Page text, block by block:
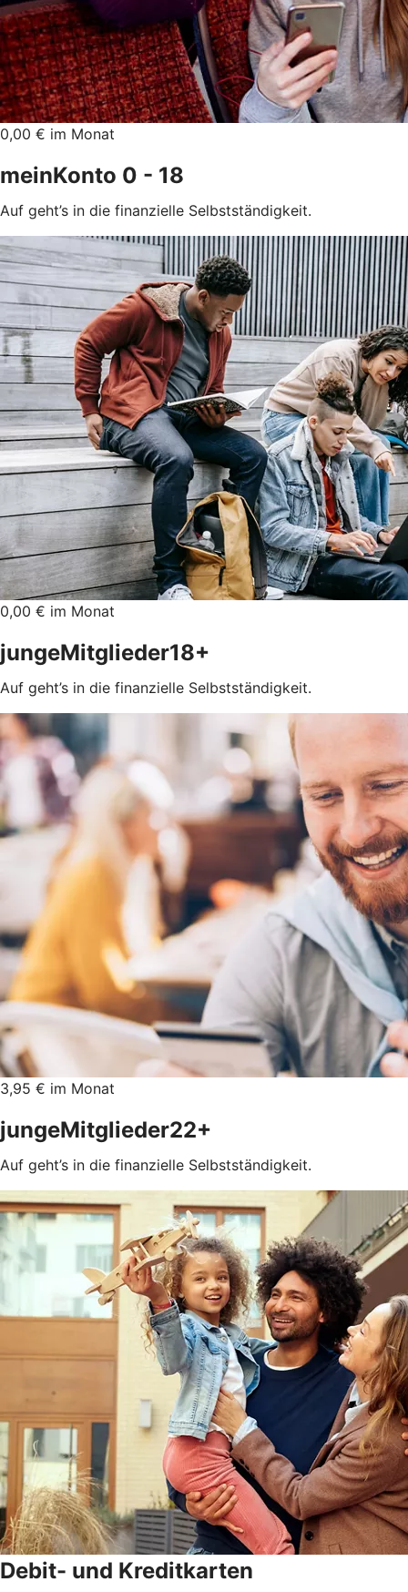
0,00 € im Monat
meinKonto 0 - 18
Auf geht’s in die finanzielle Selbstständigkeit.
0,00 € im Monat
jungeMitglieder18+
Auf geht’s in die finanzielle Selbstständigkeit.
3,95 € im Monat
jungeMitglieder22+
Auf geht’s in die finanzielle Selbstständigkeit.
Debit- und Kreditkarten